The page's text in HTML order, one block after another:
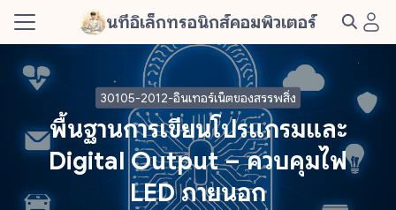
Skip
นทีอิเล็กทรอนิกส์คอมพิวเตอร์
Me
for:
30105-2012-อินเทอร์เน็ตของสรรพสิ่ง
พื้นฐานการเขียนโปรแกรมและ
Digital Output – ควบคุมไฟ
LED ภายนอก